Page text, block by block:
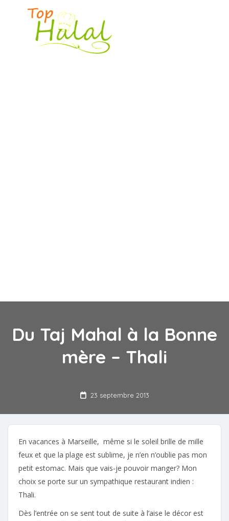
Du Taj Mahal à la Bonne
mère – Thali
23 septembre 2013
En vacances à Marseille, même si le soleil brille de mille
feux et que la plage est sublime, je n’en n’oublie pas mon
petit estomac. Mais que vais-je pouvoir manger? Mon
choix se porte sur un sympathique restaurant indien :
Thali.
Dès l’entrée on se sent tout de suite à l’aise le décor est